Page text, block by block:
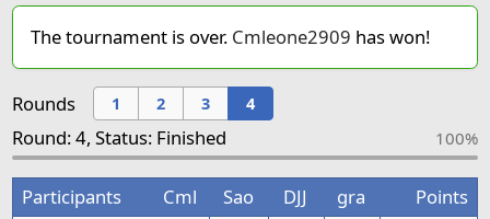
The tournament is over. Cmleone2909 has won!
Rounds 1 2 3 4
Round: 4, Status: Finished 100%
Participants Cml Sao DJJ gra
Points